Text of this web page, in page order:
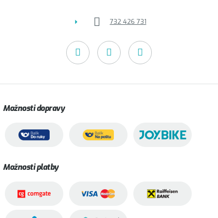
732 426 731
Možnosti dopravy
Možnosti platby